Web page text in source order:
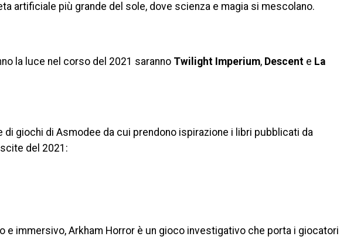
artificiale più grande del sole, dove scienza e magia si mescolano.
la luce nel corso del 2021 saranno Twilight Imperium, Descent e La
di giochi di Asmodee da cui prendono ispirazione i libri pubblicati da
del 2021:
e immersivo, Arkham Horror è un gioco investigativo che porta i giocatori